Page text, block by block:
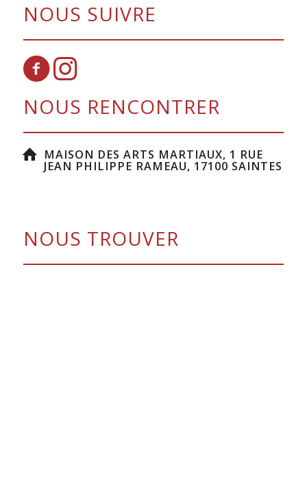
NOUS SUIVRE
NOUS RENCONTRER
MAISON DES ARTS MARTIAUX, 1 RUE
JEAN PHILIPPE RAMEAU, 17100 SAINTES
NOUS TROUVER